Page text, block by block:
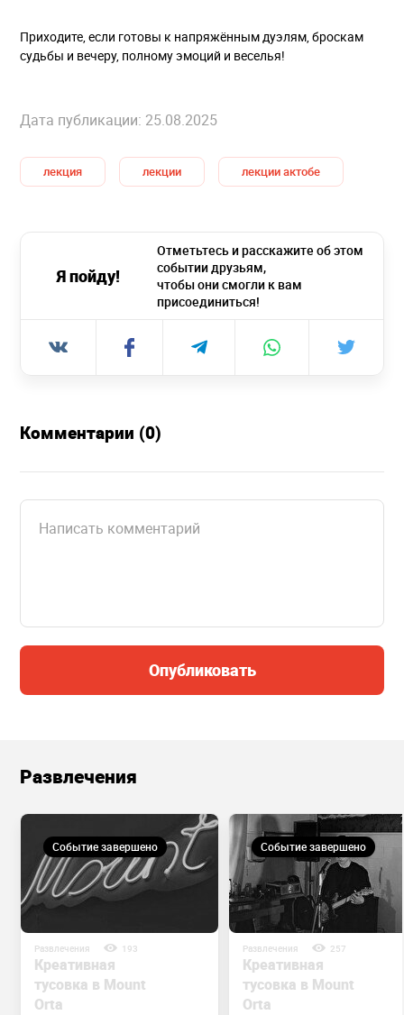
Приходите, если готовы к напряжённым дуэлям, броскам
судьбы и вечеру, полному эмоций и веселья!
Дата публикации: 25.08.2025
лекция лекции лекции актобе
Я пойду!
Отметьтесь и расскажите об этом
событии друзьям,
чтобы они смогли к вам
присоединиться!
Комментарии (0)
Опубликовать
Развлечения
Событие завершено
Развлечения 193
Креативная
тусовка в Mount
Orta
Событие завершено
Развлечения 257
Креативная
тусовка в Mount
Orta